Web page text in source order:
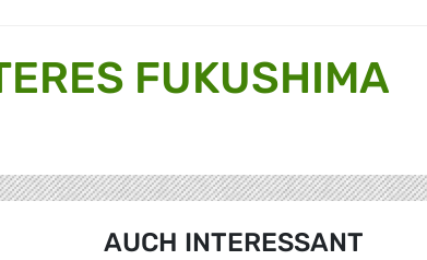
FUKUSHIMA
AUCH INTERESSANT